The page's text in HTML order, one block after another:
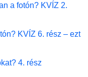
a fotón? KVÍZ 2.
KVÍZ 6. rész – ezt
4. rész